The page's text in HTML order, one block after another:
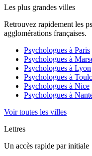
Les plus grandes villes
Retrouvez rapidement les
agglomérations françaises.
Psychologues à Paris
Psychologues à
Psychologues à Lyon
Psychologues à
Psychologues à Nice
Psychologues à
Voir toutes les villes
Lettres
Un accès rapide par initiale